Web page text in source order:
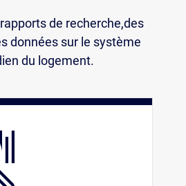
de recherche,des
données sur le système
du logement.